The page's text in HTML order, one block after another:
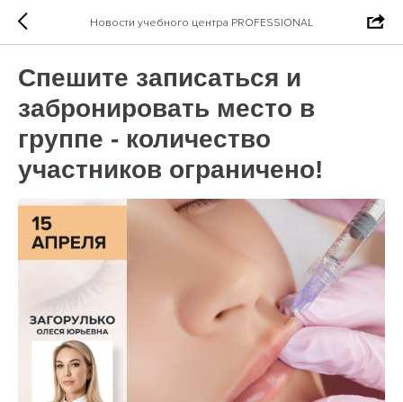
Новости учебного центра PROFESSIONAL
Спешите записаться и
забронировать место в
группе - количество
участников ограничено!